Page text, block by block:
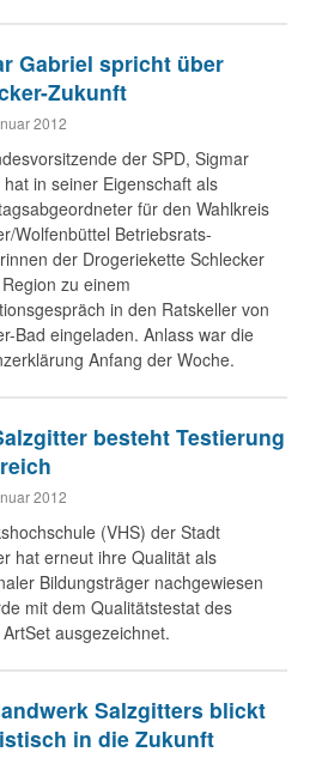
Gabriel spricht über
Zukunft
2012
der SPD, Sigmar
in seiner Eigenschaft als
für den Wahlkreis
Wolfenbüttel Betriebsrats-
der Drogeriekette Schlecker
zu einem
in den Ratskeller von
Bad eingeladen. Anlass war die
Anfang der Woche.
besteht Testierung
2012
(VHS) der Stadt
hat erneut ihre Qualität als
Bildungsträger nachgewiesen
mit dem Qualitätstestat des
ausgezeichnet.
Salzgitters blickt
in die Zukunft